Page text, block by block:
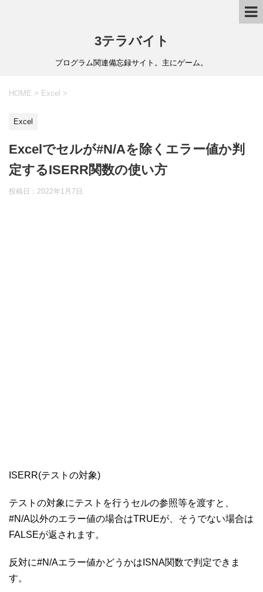
3テラバイト
プログラム関連備忘録サイト。主にゲーム。
HOME > Excel >
Excel
Excelでセルが#N/Aを除くエラー値か判
定するISERR関数の使い方
投稿日： 2022年1月7日
ISERR(テストの対象)
テストの対象にテストを行うセルの参照等を渡すと、
#N/A以外のエラー値の場合はTRUEが、そうでない場合は
FALSEが返されます。
反対に#N/Aエラー値かどうかはISNA関数で判定できま
す。